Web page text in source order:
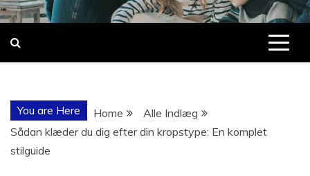
You are Here Home
Alle Indlæg
Sådan klæder du dig efter din kropstype: En komplet
stilguide